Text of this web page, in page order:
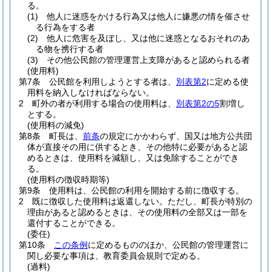
る。
(1)
他人に迷惑をかける行為又は他人に嫌悪の情を催させ
る行為をする者
(2)
他人に危害を及ぼし、又は他に迷惑となるおそれのあ
る物を携行する者
(3)
その他公民館の管理運営上支障があると認められる者
(使用料)
第7条
公民館を利用しようとする者は、 別表第2に定める使
用料を納入しなければならない。
2
町外の者が利用する場合の使用料は、 別表第2の5割増し
とする。
(使用料の減免)
第8条
町長は、 前条の規定にかかわらず、国又は地方公共団
体が直接その用に供するとき、その他特に必要があると認
めるときは、使用料を減額し、又は免除することができ
る。
(使用料の徴収時期等)
第9条
使用料は、公民館の利用を開始する前に徴収する。
2
既に徴収した使用料は返還しない。 ただし、町長が特別の
理由があると認めるときは、その使用料の全部又は一部を
還付することができる。
(委任)
第10条
この条例 に定めるもののほか、公民館の管理運営に
関し必要な事項は、教育委員会規則で定める。
(過料)